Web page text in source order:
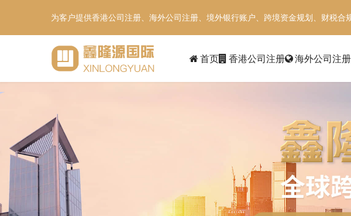
为客户提供香港公司注册、海外公司注册、境外银行账户、跨境资金规划、财税合
首页 香港公司注册 海外公司注册